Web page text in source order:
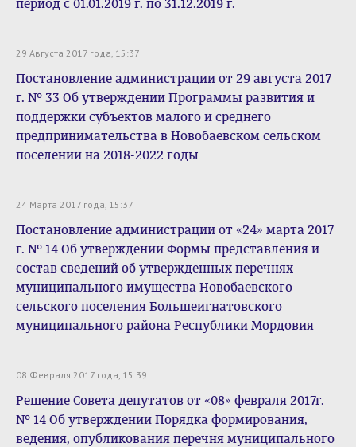
период с 01.01.2019 г. по 31.12.2019 г.
29 Августа 2017 года, 15:37
Постановление администрации от 29 августа 2017
г. № 33 Об утверждении Программы развития и
поддержки субъектов малого и среднего
предпринимательства в Новобаевском сельском
поселении на 2018-2022 годы
24 Марта 2017 года, 15:37
Постановление администрации от «24» марта 2017
г. № 14 Об утверждении Формы представления и
состав сведений об утвержденных перечнях
муниципального имущества Новобаевского
сельского поселения Большеигнатовского
муниципального района Республики Мордовия
08 Февраля 2017 года, 15:39
Решение Совета депутатов от «08» февраля 2017г.
№ 14 Об утверждении Порядка формирования,
ведения, опубликования перечня муниципального